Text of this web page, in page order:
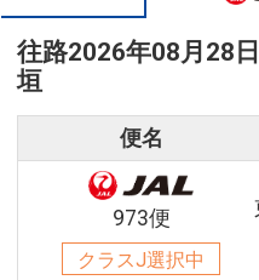
往路2026年08月28日
垣
便名
973便
クラスJ選択中